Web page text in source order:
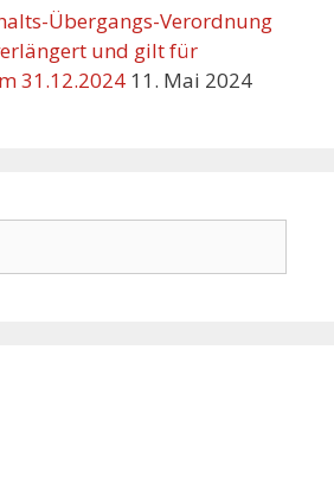
Übergangs-Verordnung
und gilt für
31.12.2024 11. Mai 2024